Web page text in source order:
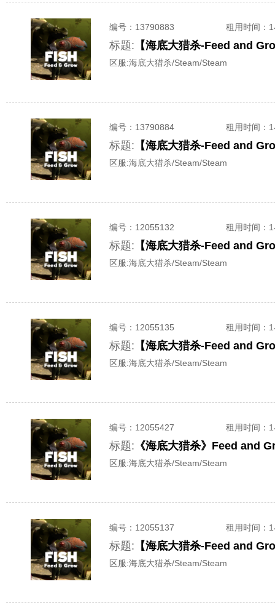
编号： 13790883 租用时间 ：
标题: 【海底大猎杀-Feed and
区服:海底大猎杀/Steam/Steam
编号： 13790884 租用时间 ：
标题: 【海底大猎杀-Feed and
区服:海底大猎杀/Steam/Steam
编号： 12055132 租用时间 ：
标题: 【海底大猎杀-Feed and
区服:海底大猎杀/Steam/Steam
编号： 12055135 租用时间 ：
标题: 【海底大猎杀-Feed and
区服:海底大猎杀/Steam/Steam
编号： 12055427 租用时间 ：
标题: 《海底大猎杀》Feed and
区服:海底大猎杀/Steam/Steam
编号： 12055137 租用时间 ：
标题: 【海底大猎杀-Feed and
区服:海底大猎杀/Steam/Steam